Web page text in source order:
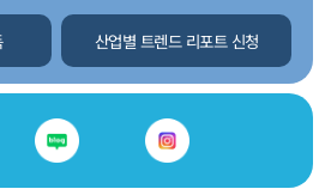
산업별 트렌드 리포트 신청